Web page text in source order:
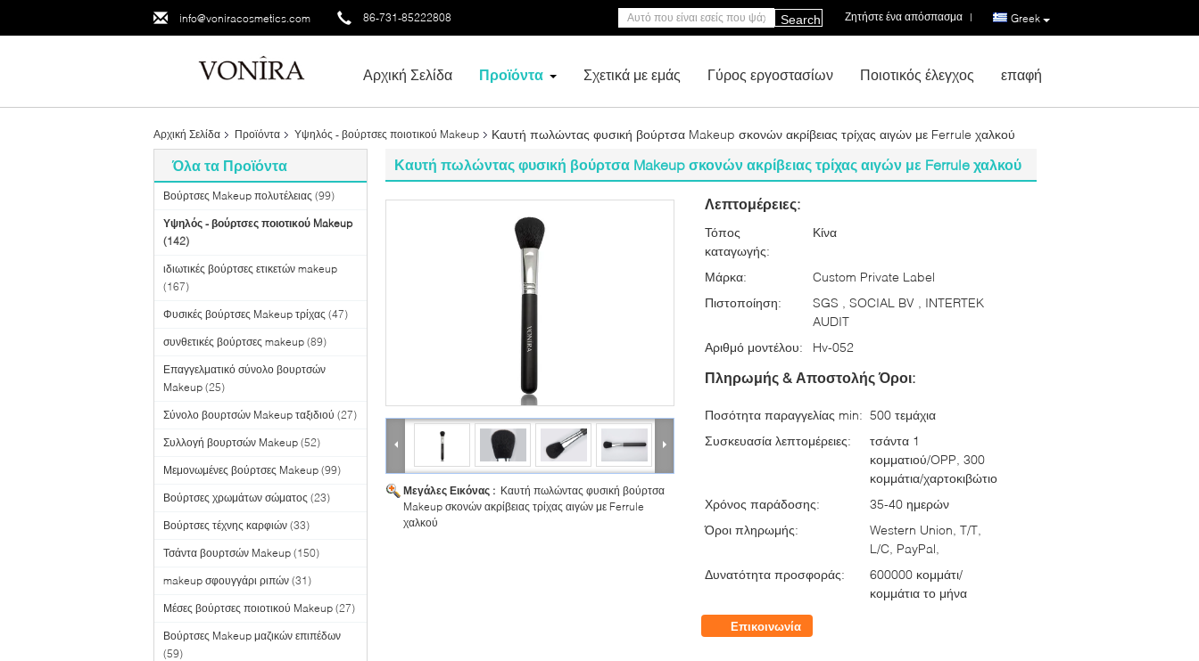
info@voniracosmetics.com 86-731-85222808 Greek
Ζητήστε ένα απόσπασμα |
Search
Αρχική Σελίδα Προϊόντα Σχετικά με εμάς Γύρος εργοστασίων Ποιοτικός έλεγχος επαφή
Αρχική Σελίδα Προϊόντα Υψηλός - βούρτσες ποιοτικού Makeup Καυτή πωλώντας φυσική βούρτσα Makeup σκονών ακρίβειας τρίχας αιγών με Ferrule χαλκού
Όλα τα Προϊόντα
Βούρτσες Makeup πολυτέλειας (99)
Υψηλός - βούρτσες ποιοτικού Makeup
(142)
ιδιωτικές βούρτσες ετικετών makeup
(167)
Φυσικές βούρτσες Makeup τρίχας (47)
συνθετικές βούρτσες makeup (89)
Επαγγελματικό σύνολο βουρτσών
Makeup (25)
Σύνολο βουρτσών Makeup ταξιδιού (27)
Συλλογή βουρτσών Makeup (52)
Μεμονωμένες βούρτσες Makeup (99)
Βούρτσες χρωμάτων σώματος (23)
Βούρτσες τέχνης καρφιών (33)
Τσάντα βουρτσών Makeup (150)
makeup σφουγγάρι ριπών (31)
Μέσες βούρτσες ποιοτικού Makeup (27)
Βούρτσες Makeup μαζικών επιπέδων
(59)
Καυτή πωλώντας φυσική βούρτσα Makeup σκονών ακρίβειας τρίχας αιγών με Ferrule χαλκού
Μεγάλες Εικόνας : Καυτή πωλώντας φυσική βούρτσα
Makeup σκονών ακρίβειας τρίχας αιγών με Ferrule
χαλκού
Λεπτομέρειες:
Τόπος
καταγωγής:
Κίνα
Μάρκα:
Custom Private Label
Πιστοποίηση:
SGS , SOCIAL BV , INTERTEK
AUDIT
Αριθμό μοντέλου:
Hv-052
Πληρωμής & Αποστολής Όροι:
Ποσότητα παραγγελίας min: 500 τεμάχια
Συσκευασία λεπτομέρειες:
τσάντα 1
κομματιού/OPP, 300
κομμάτια/χαρτοκιβώτιο
Χρόνος παράδοσης:
35-40 ημερών
Όροι πληρωμής:
Western Union, T/T,
L/C, PayPal,
Δυνατότητα προσφοράς:
600000 κομμάτι/
κομμάτια το μήνα
Επικοινωνία